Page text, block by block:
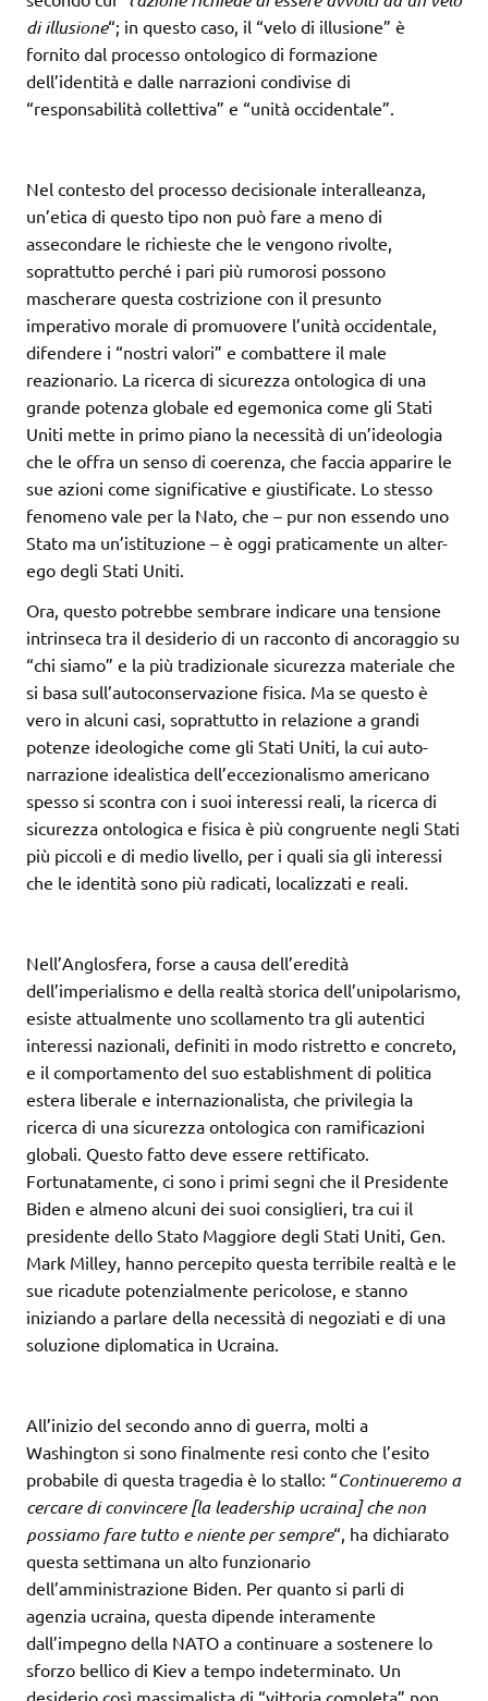
di illusione“; in questo caso, il “velo di illusione” è
fornito dal processo ontologico di formazione
dell’identità e dalle narrazioni condivise di
“responsabilità collettiva” e “unità occidentale”.
Nel contesto del processo decisionale interalleanza,
un’etica di questo tipo non può fare a meno di
assecondare le richieste che le vengono rivolte,
soprattutto perché i pari più rumorosi possono
mascherare questa costrizione con il presunto
imperativo morale di promuovere l’unità occidentale,
difendere i “nostri valori” e combattere il male
reazionario. La ricerca di sicurezza ontologica di una
grande potenza globale ed egemonica come gli Stati
Uniti mette in primo piano la necessità di un’ideologia
che le offra un senso di coerenza, che faccia apparire le
sue azioni come significative e giustificate. Lo stesso
fenomeno vale per la Nato, che – pur non essendo uno
Stato ma un’istituzione – è oggi praticamente un alter-
ego degli Stati Uniti.
Ora, questo potrebbe sembrare indicare una tensione
intrinseca tra il desiderio di un racconto di ancoraggio su
“chi siamo” e la più tradizionale sicurezza materiale che
si basa sull’autoconservazione fisica. Ma se questo è
vero in alcuni casi, soprattutto in relazione a grandi
potenze ideologiche come gli Stati Uniti, la cui auto-
narrazione idealistica dell’eccezionalismo americano
spesso si scontra con i suoi interessi reali, la ricerca di
sicurezza ontologica e fisica è più congruente negli Stati
più piccoli e di medio livello, per i quali sia gli interessi
che le identità sono più radicati, localizzati e reali.
Nell’Anglosfera, forse a causa dell’eredità
dell’imperialismo e della realtà storica dell’unipolarismo,
esiste attualmente uno scollamento tra gli autentici
interessi nazionali, definiti in modo ristretto e concreto,
e il comportamento del suo establishment di politica
estera liberale e internazionalista, che privilegia la
ricerca di una sicurezza ontologica con ramificazioni
globali. Questo fatto deve essere rettificato.
Fortunatamente, ci sono i primi segni che il Presidente
Biden e almeno alcuni dei suoi consiglieri, tra cui il
presidente dello Stato Maggiore degli Stati Uniti, Gen.
Mark Milley, hanno percepito questa terribile realtà e le
sue ricadute potenzialmente pericolose, e stanno
iniziando a parlare della necessità di negoziati e di una
soluzione diplomatica in Ucraina.
All’inizio del secondo anno di guerra, molti a
Washington si sono finalmente resi conto che l’esito
probabile di questa tragedia è lo stallo: “Continueremo a
cercare di convincere [la leadership ucraina] che non
possiamo fare tutto e niente per sempre“, ha dichiarato
questa settimana un alto funzionario
dell’amministrazione Biden. Per quanto si parli di
agenzia ucraina, questa dipende interamente
dall’impegno della NATO a continuare a sostenere lo
sforzo bellico di Kiev a tempo indeterminato. Un
desiderio così massimalista di “vittoria completa” non